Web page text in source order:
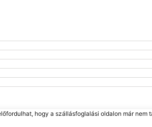
hogy a szállásfoglalási oldalon már nem